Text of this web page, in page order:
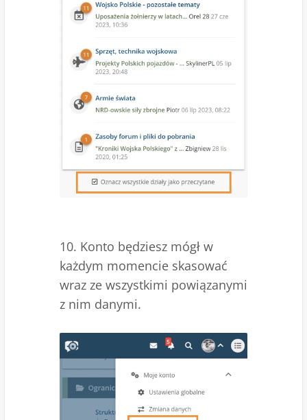
10. Konto będziesz mógł w
każdym momencie skasować
wraz ze wszystkimi powiązanymi
z nim danymi.